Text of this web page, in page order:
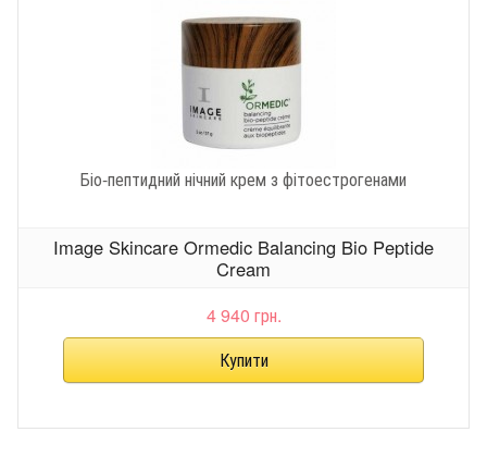
Біо-пептидний нічний крем з фітоестрогенами
Image Skincare Ormedic Balancing Bio Peptide
Cream
4 940 грн.